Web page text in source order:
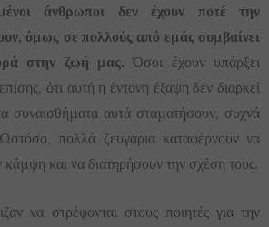
άνθρωποι δεν έχουν ποτέ την
όμως σε πολλούς από εμάς συμβαίνει
στην ζωή μας.Όσοι έχουν υπάρξει
ότι αυτή η έντονη έξαψη δεν διαρκεί
συναισθήματα αυτά σταματήσουν, συχνά
πολλά ζευγάρια καταφέρνουν να
και να διατηρήσουν την σχέση τους.
να στρέφονται στους ποιητές για την